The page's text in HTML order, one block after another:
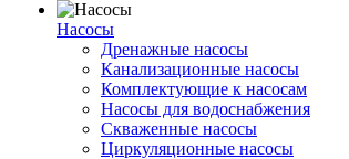
Насосы
Дренажные насосы
Канализационные насосы
Комплектующие к насосам
Насосы для водоснабжения
Скваженные насосы
Циркуляционные насосы